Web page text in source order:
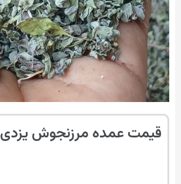
قیمت عمده مرزنجوش یزدی ۱۴۰۵